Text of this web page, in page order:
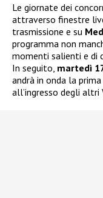
Le giornate dei
attraverso finestre
trasmissione e su
programma non
momenti salienti e di
In seguito, martedì
andrà in onda la
all’ingresso degli altri